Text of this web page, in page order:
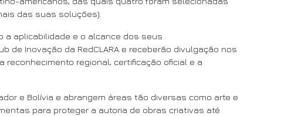
das suas soluções).
a aplicabilidade e o alcance dos seus
Inovação da RedCLARA e receberão divulgação nos
reconhecimento regional, certificação oficial e a
e Bolívia e abrangem áreas tão diversas como arte e
para proteger a autoria de obras criativas até